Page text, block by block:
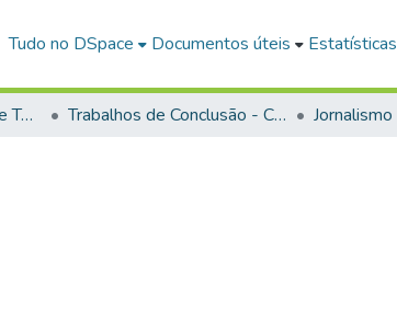
Tudo no DSpace Documentos úteis Estatísticas
Trabalhos Acadêmicos e Técnicos Trabalhos de Conclusão - Cursos de Graduação Jornalismo